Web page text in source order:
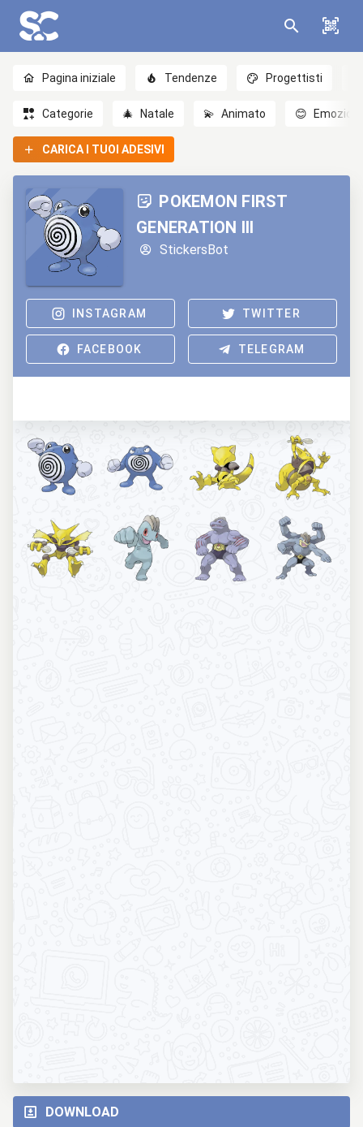
Pagina iniziale Tendenze Progettisti
Categorie 🎄 Natale 💫 Animato 😊 Emozioni
CARICA I TUOI ADESIVI
POKEMON FIRST
GENERATION III
StickersBot
INSTAGRAM TWITTER
FACEBOOK TELEGRAM
DOWNLOAD